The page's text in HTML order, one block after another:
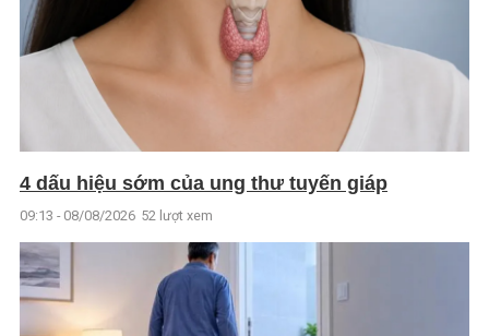
4 dấu hiệu sớm của ung thư tuyến giáp
09:13 - 08/08/2026 52 lượt xem